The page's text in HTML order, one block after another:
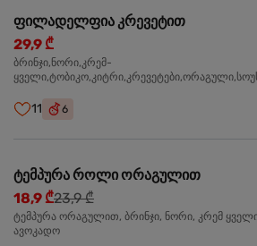
ფილადელფია კრევეტით
29,9 ₾
ბრინჯი,ნორი,კრემ-
11 6
ტემპურა როლი ორაგულით
18,9 ₾23,9 ₾
ტემპურა ორაგულით, ბრინჯი, ნორი, კრემ
ავოკადო